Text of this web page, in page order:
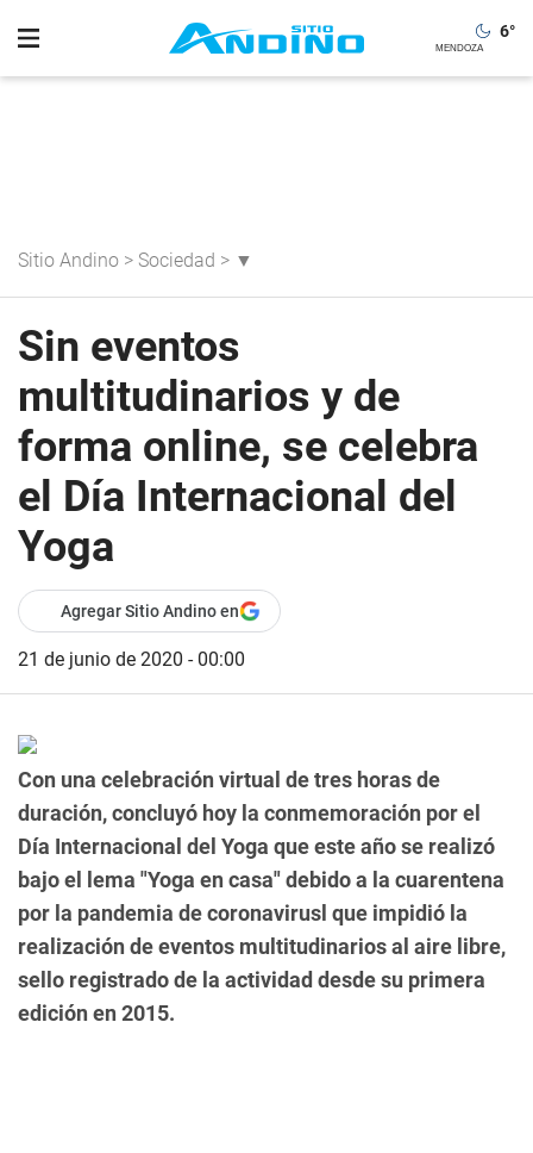
6°
Sitio Andino > Sociedad > ▼
Sin eventos
multitudinarios y de
forma online, se celebra
el Día Internacional del
Yoga
Agregar Sitio Andino en
21 de junio de 2020 - 00:00
Con una celebración virtual de tres horas de
duración, concluyó hoy la conmemoración por el
Día Internacional del Yoga que este año se realizó
bajo el lema "Yoga en casa" debido a la cuarentena
por la pandemia de coronavirusl que impidió la
realización de eventos multitudinarios al aire libre,
sello registrado de la actividad desde su primera
edición en 2015.